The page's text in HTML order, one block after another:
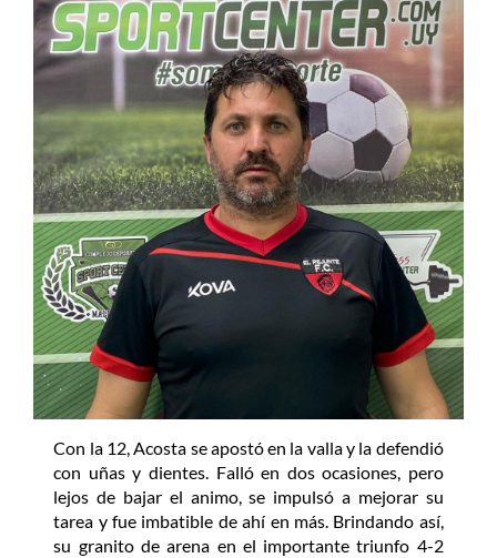
Con la 12, Acosta se apostó en la valla y la defendió
con uñas y dientes. Falló en dos ocasiones, pero
lejos de bajar el animo, se impulsó a mejorar su
tarea y fue imbatible de ahí en más. Brindando así,
su granito de arena en el importante triunfo 4-2